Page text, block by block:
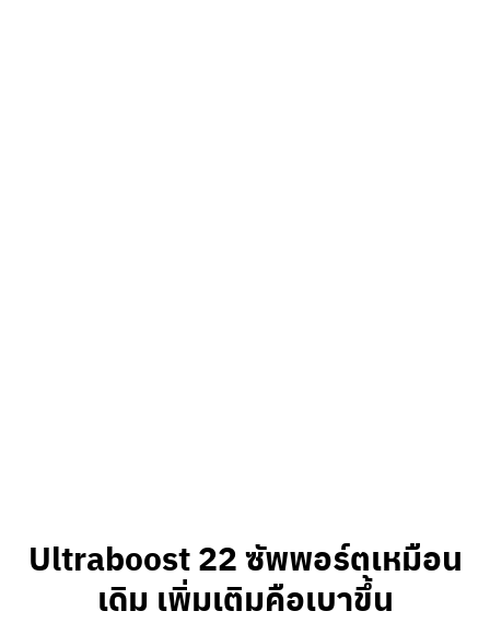
Ultraboost 22 ซัพพอร์ตเหมือน
เดิม เพิ่มเติมคือเบาขึ้น